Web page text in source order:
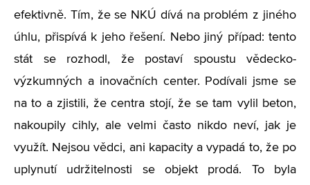
efektivně. Tím, že se NKÚ dívá na problém z jiného
úhlu, přispívá k jeho řešení. Nebo jiný případ: tento
stát se rozhodl, že postaví spoustu vědecko-
výzkumných a inovačních center. Podívali jsme se
na to a zjistili, že centra stojí, že se tam vylil beton,
nakoupily cihly, ale velmi často nikdo neví, jak je
využít. Nejsou vědci, ani kapacity a vypadá to, že po
uplynutí udržitelnosti se objekt prodá. To byla